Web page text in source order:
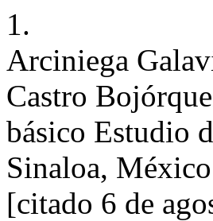
1.
Arciniega
Castro
básico Estudio
Sinaloa,
[citado 6 de